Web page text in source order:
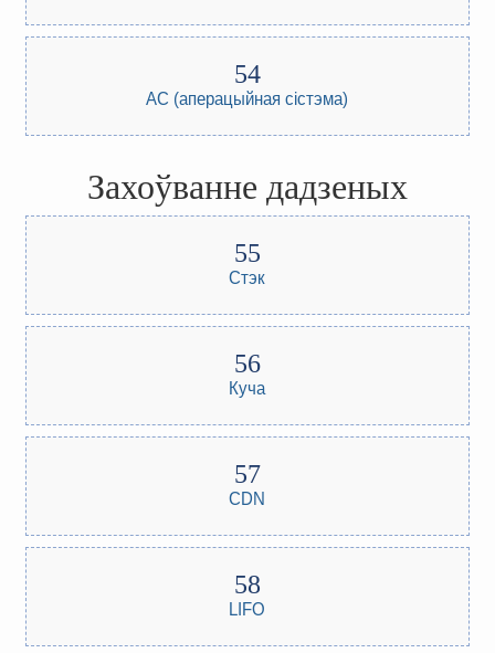
АС (аперацыйная сістэма)
Захоўванне дадзеных
Стэк
Куча
CDN
LIFO